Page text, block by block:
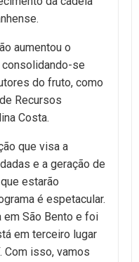
aumentou o
consolidando-se
do fruto, como
Recursos
Costa.
que visa a
e a geração de
estarão
é espetacular.
em São Bento e foi
em terceiro lugar
Com isso, vamos